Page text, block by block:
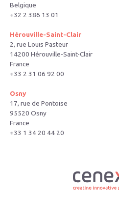
Belgique
+32 2 386 13 01
Hérouville-Saint-Clair
2, rue Louis Pasteur
14200 Hérouville-Saint-Clair
France
+33 2 31 06 92 00
Osny
17, rue de Pontoise
95520 Osny
France
+33 1 34 20 44 20